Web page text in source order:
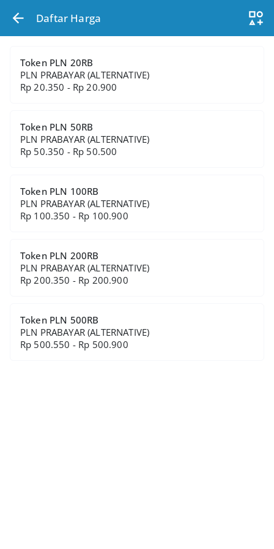
Daftar Harga
Token PLN 20RB
PLN PRABAYAR (ALTERNATIVE)
Rp 20.350 - Rp 20.900
Token PLN 50RB
PLN PRABAYAR (ALTERNATIVE)
Rp 50.350 - Rp 50.500
Token PLN 100RB
PLN PRABAYAR (ALTERNATIVE)
Rp 100.350 - Rp 100.900
Token PLN 200RB
PLN PRABAYAR (ALTERNATIVE)
Rp 200.350 - Rp 200.900
Token PLN 500RB
PLN PRABAYAR (ALTERNATIVE)
Rp 500.550 - Rp 500.900